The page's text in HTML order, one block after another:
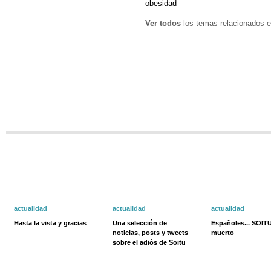
obesidad
Ver todos los temas relacionados
actualidad
Hasta la vista y gracias
actualidad
Una selección de
noticias, posts y tweets
sobre el adiós de Soitu
actualidad
Españoles...
muerto